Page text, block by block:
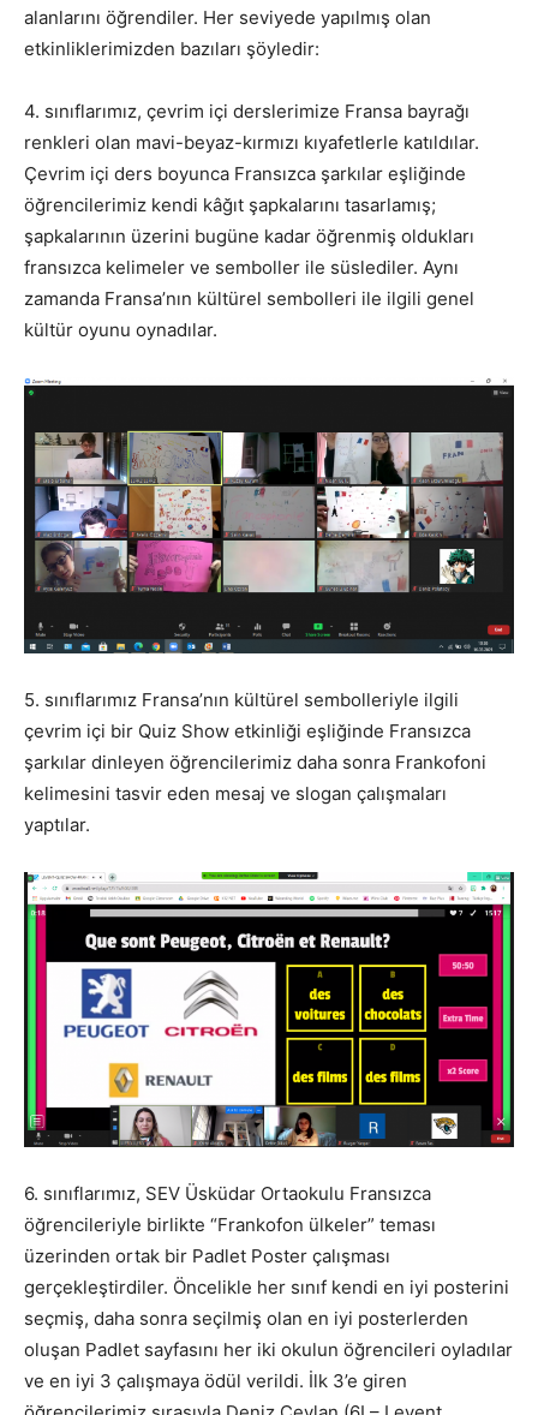
alanlarını öğrendiler. Her seviyede yapılmış olan
etkinliklerimizden bazıları şöyledir:
4. sınıflarımız, çevrim içi derslerimize Fransa bayrağı
renkleri olan mavi-beyaz-kırmızı kıyafetlerle katıldılar.
Çevrim içi ders boyunca Fransızca şarkılar eşliğinde
öğrencilerimiz kendi kâğıt şapkalarını tasarlamış;
şapkalarının üzerini bugüne kadar öğrenmiş oldukları
fransızca kelimeler ve semboller ile süslediler. Aynı
zamanda Fransa’nın kültürel sembolleri ile ilgili genel
kültür oyunu oynadılar.
5. sınıflarımız Fransa’nın kültürel sembolleriyle ilgili
çevrim içi bir Quiz Show etkinliği eşliğinde Fransızca
şarkılar dinleyen öğrencilerimiz daha sonra Frankofoni
kelimesini tasvir eden mesaj ve slogan çalışmaları
yaptılar.
6. sınıflarımız, SEV Üsküdar Ortaokulu Fransızca
öğrencileriyle birlikte “Frankofon ülkeler” teması
üzerinden ortak bir Padlet Poster çalışması
gerçekleştirdiler. Öncelikle her sınıf kendi en iyi posterini
seçmiş, daha sonra seçilmiş olan en iyi posterlerden
oluşan Padlet sayfasını her iki okulun öğrencileri oyladılar
ve en iyi 3 çalışmaya ödül verildi. İlk 3’e giren